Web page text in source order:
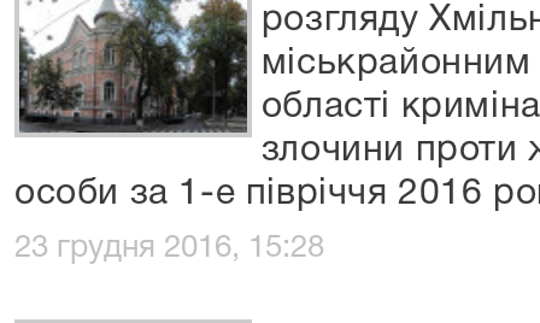
розгляду
міськрайонним
області
злочини проти
особи за 1-е півріччя 2016
23 грудня 2016, 15:28